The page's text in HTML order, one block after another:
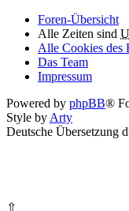
Foren-Übersicht
Alle Zeiten sind
Alle Cookies des
Das Team
Impressum
Powered by phpBB®
Style by Arty
Deutsche Übersetzung
⇧